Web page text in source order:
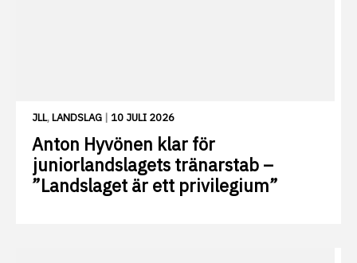
JLL,LANDSLAG | 10 JULI 2026
Anton Hyvönen klar för
juniorlandslagets tränarstab –
”Landslaget är ett privilegium”